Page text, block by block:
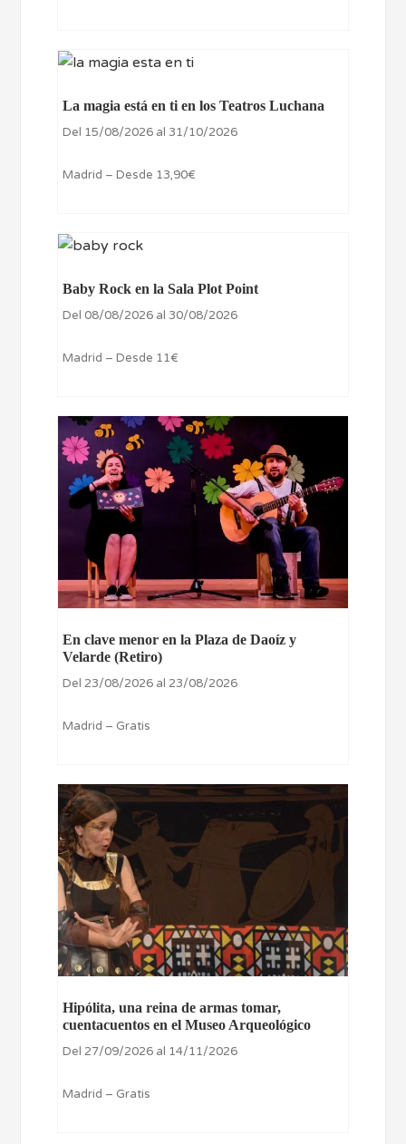
La magia está en ti en los Teatros Luchana
Del 15/08/2026 al 31/10/2026
Madrid – Desde 13,90€
Baby Rock en la Sala Plot Point
Del 08/08/2026 al 30/08/2026
Madrid – Desde 11€
En clave menor en la Plaza de Daoíz y
Velarde (Retiro)
Del 23/08/2026 al 23/08/2026
Madrid – Gratis
Hipólita, una reina de armas tomar,
cuentacuentos en el Museo Arqueológico
Del 27/09/2026 al 14/11/2026
Madrid – Gratis